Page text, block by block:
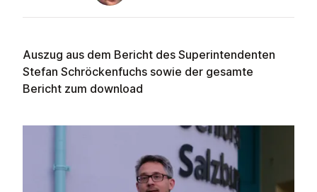
Auszug aus dem Bericht des Superintendenten
Stefan Schröckenfuchs sowie der gesamte
Bericht zum download